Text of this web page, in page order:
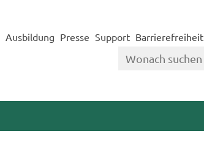
Ausbildung Presse Support Barrierefreiheit